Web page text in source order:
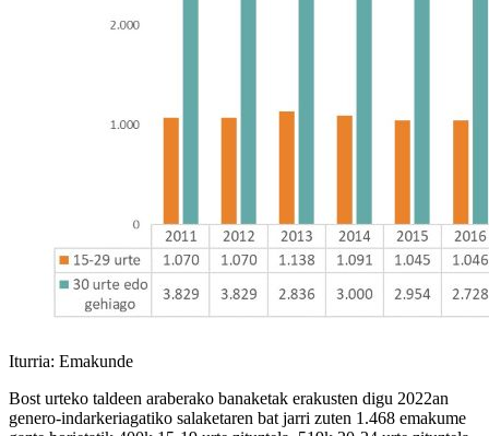
Iturria: Emakunde
Bost urteko taldeen araberako banaketak erakusten digu 2022an
genero-indarkeriagatiko salaketaren bat jarri zuten 1.468 emakume